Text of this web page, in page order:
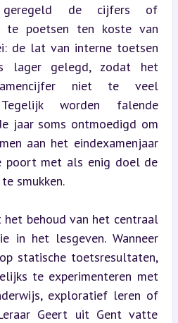
geregeld de cijfers of
te poetsen ten koste van
de lat van interne toetsen
lager gelegd, zodat het
niet te veel
worden falende
jaar soms ontmoedigd om
aan het eindexamenjaar
poort met als enig doel de
smukken.
het behoud van het centraal
in het lesgeven. Wanneer
statische toetsresultaten,
te experimenteren met
exploratief leren of
Geert uit Gent vatte